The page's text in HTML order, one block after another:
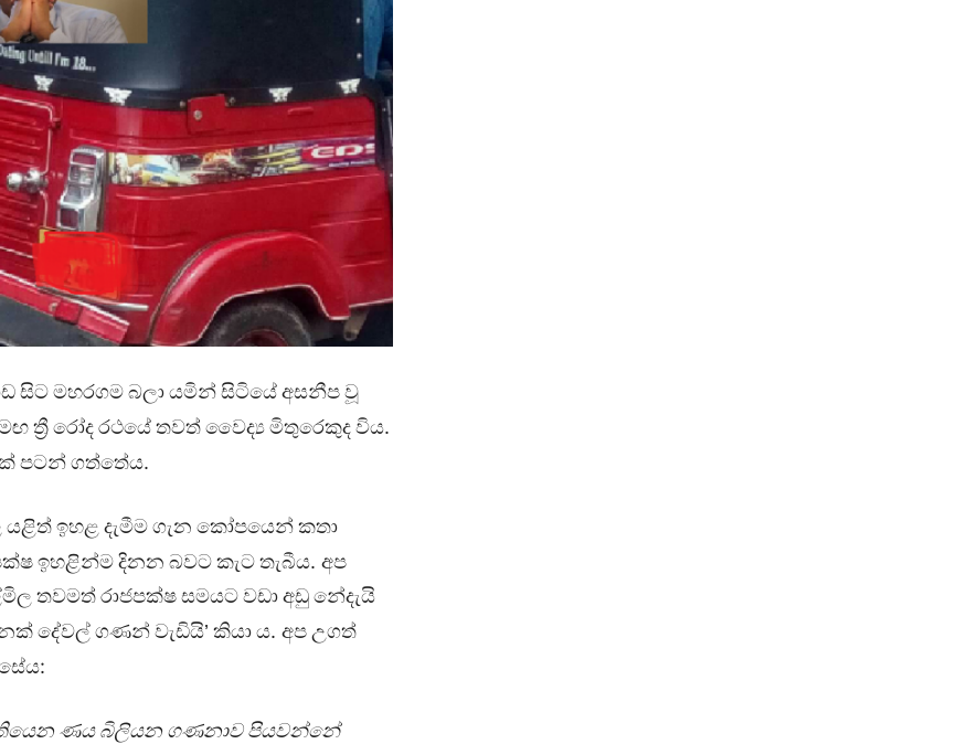
සිට මහරගම බලා යමින් සිටියේ අසනීප වූ
ත්‍රී රෝද රථයේ තවත් වෛද්‍ය මිතුරෙකුද විය.
පටන් ගත්තේය.
යළිත් ඉහළ දැමීම ගැන කෝපයෙන් කතා
ඉහළින්ම දිනන බවට කැට තැබීය. අප
තවමත් රාජපක්ෂ සමයට වඩා අඩු නේදැයි
දේවල් ගණන් වැඩියි’ කියා ය. අප උගත්
:
ණය බිලියන ගණනාව පියවන්නේ